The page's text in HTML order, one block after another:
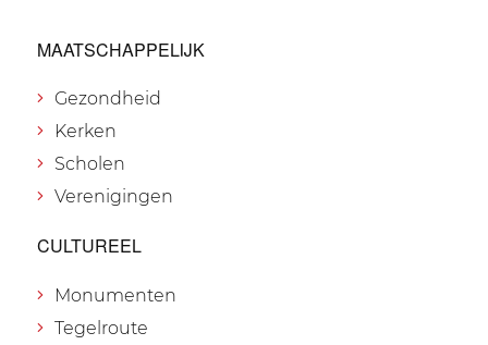
MAATSCHAPPELIJK
Gezondheid
Kerken
Scholen
Verenigingen
CULTUREEL
Monumenten
Tegelroute